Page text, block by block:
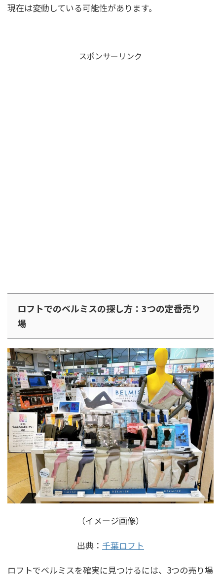
現在は変動している可能性があります。
スポンサーリンク
ロフトでのベルミスの探し方：3つの定番売り
場
（イメージ画像）
出典： 千葉ロフト
ロフトでベルミスを確実に見つけるには、3つの売り場